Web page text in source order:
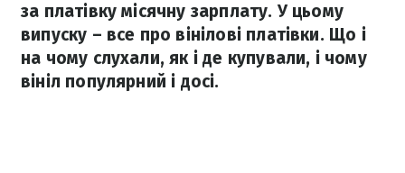
за платівку місячну зарплату. У цьому
випуску – все про вінілові платівки. Що і
на чому слухали, як і де купували, і чому
вініл популярний і досі.